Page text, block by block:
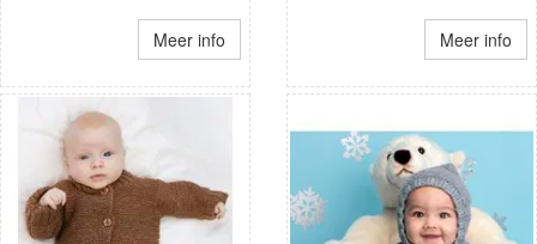
Meer info Meer info